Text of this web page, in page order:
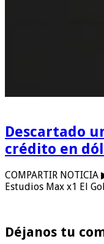
Descartado
crédito en
COMPARTIR
Estudios Max x1 El
Déjanos tu